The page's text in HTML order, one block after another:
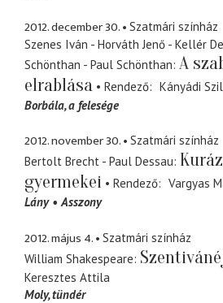
2012. december 30.
Szatmári színház
Szenes Iván - Horváth Jenő - Kellér
Schönthan - Paul Schönthan A
elrablása
Rendező
Kányádi
Borbála a felesége
2012. november 30.
Szatmári színház
Bertolt Brecht - Paul Dessau
gyermekei
Rendező
Vargyas
Lány
Asszony
2012. május 4.
Szatmári színház
William Shakespeare
Keresztes Attila
Moly tündér